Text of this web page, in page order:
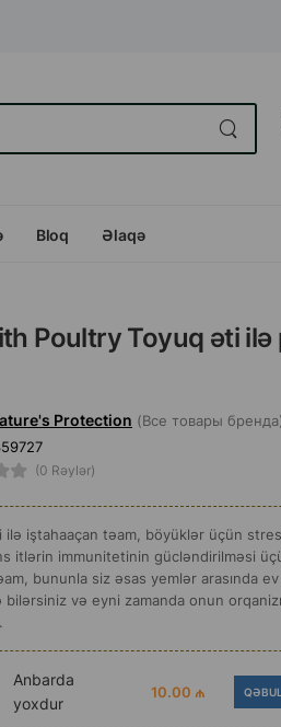
Bloq Əlaqə
Poultry Toyuq əti ilə
Protection (Все товары бренда)
(0 Rəylər)
ilə iştahaaçan təam, böyüklər üçün
itlərin immunitetinin gücləndirilməsi
bununla siz əsas yemlər arasında ev
bilərsiniz və eyni zamanda onun
Anbarda
yoxdur
10.00 ₼